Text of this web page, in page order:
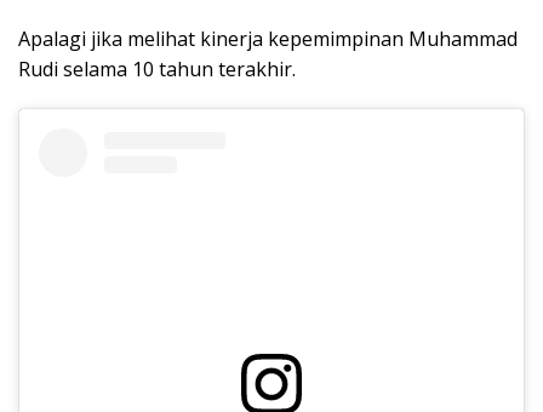
Apalagi jika melihat kinerja kepemimpinan Muhammad
Rudi selama 10 tahun terakhir.